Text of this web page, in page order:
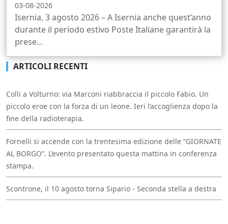
03-08-2026
Isernia, 3 agosto 2026 – A Isernia anche quest’anno
durante il periodo estivo Poste Italiane garantirà la
prese...
ARTICOLI RECENTI
Colli a Volturno: via Marconi riabbraccia il piccolo Fabio. Un
piccolo eroe con la forza di un leone. Ieri l’accoglienza dopo la
fine della radioterapia.
Fornelli si accende con la trentesima edizione delle “GIORNATE
AL BORGO”. L’evento presentato questa mattina in conferenza
stampa.
Scontrone, il 10 agosto torna Sipario - Seconda stella a destra